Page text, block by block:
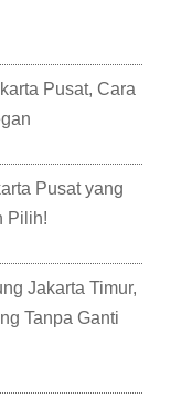
Pusat, Cara
Pusat yang
Pilih!
Jakarta Timur,
Tanpa Ganti